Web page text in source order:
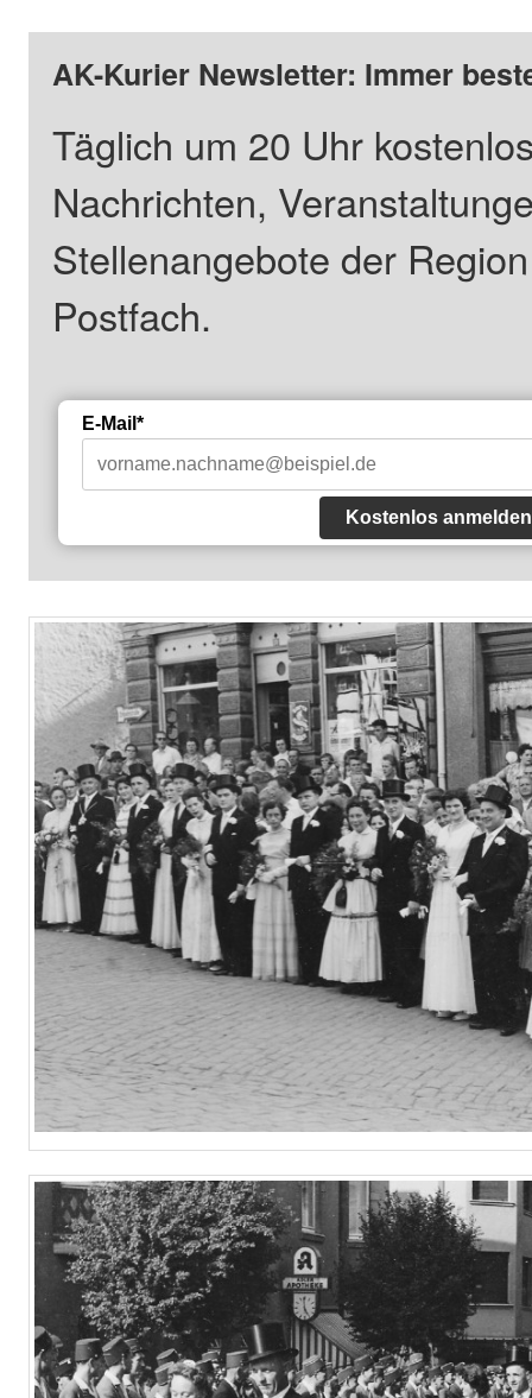
AK-Kurier Newsletter: Immer
Täglich um 20 Uhr
Nachrichten,
Stellenangebote der
Postfach.
E-Mail*
Kostenlos anmelden